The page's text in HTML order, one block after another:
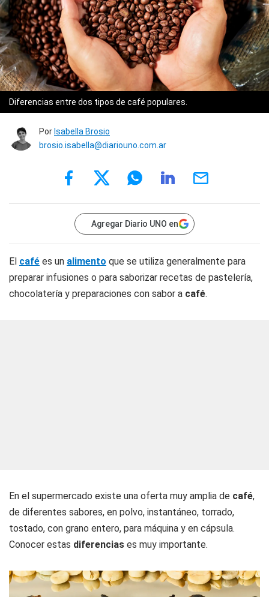
Diferencias entre dos tipos de café populares.
Por Isabella Brosio
brosio.isabella@diariouno.com.ar
Agregar Diario UNO en
El café es un alimento que se utiliza generalmente para
preparar infusiones o para saborizar recetas de pastelería,
chocolatería y preparaciones con sabor a café.
En el supermercado existe una oferta muy amplia de café,
de diferentes sabores, en polvo, instantáneo, torrado,
tostado, con grano entero, para máquina y en cápsula.
Conocer estas diferencias es muy importante.